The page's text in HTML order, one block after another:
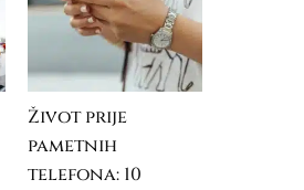
Život prije
pametnih
telefona: 10